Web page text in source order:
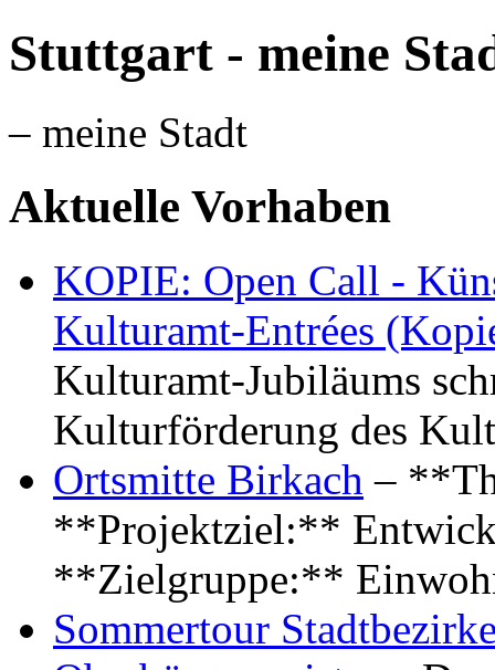
Stuttgart - meine
– meine Stadt
Aktuelle Vorhaben
KOPIE: Open Call -
Kulturamt-Entrées
Kulturamt-Jubiläums
Kulturförderung des
Ortsmitte Birkach –
**Projektziel:**
**Zielgruppe:**
Sommertour